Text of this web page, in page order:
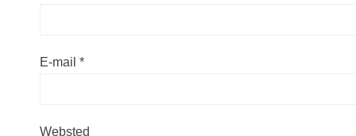
E-mail *
Websted